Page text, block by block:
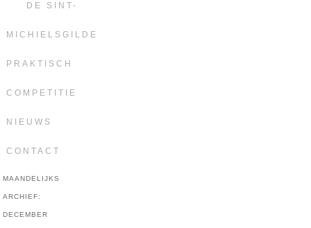
DE SINT-
MICHIELSGILDE
PRAKTISCH
COMPETITIE
NIEUWS
CONTACT
MAANDELIJKS
ARCHIEF:
DECEMBER